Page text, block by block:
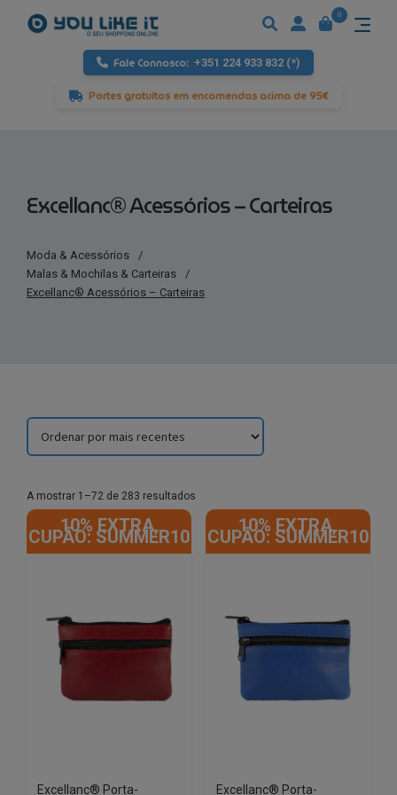
Fale Connosco: +351 224 933 832 (*)
Portes gratuitos em encomendas acima de 95€
0
Excellanc® Acessórios – Carteiras
Moda & Acessórios
/
Malas & Mochilas & Carteiras
/
Excellanc® Acessórios – Carteiras
A mostrar 1–72 de 283 resultados
latest
10% EXTRA,
CUPÃO: SUMMER10
Excellanc® Porta-
10% EXTRA,
CUPÃO: SUMMER10
Excellanc® Porta-